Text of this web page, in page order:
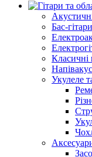
Бас-гітари
Класичні
Укулеле